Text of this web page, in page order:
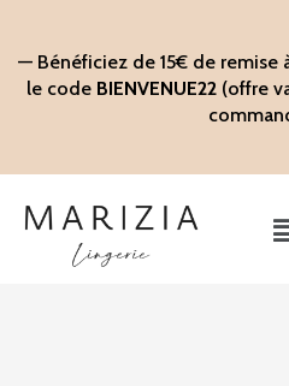
contenu
— Bénéficiez de 15€ de remise
le code BIENVENUE22 (offre